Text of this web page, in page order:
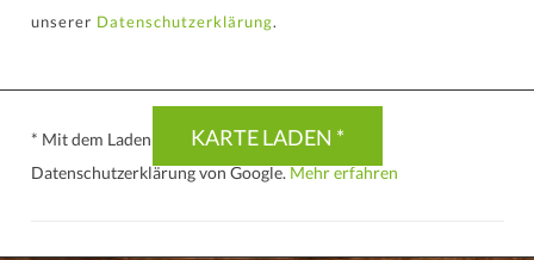
unserer Datenschutzerklärung.
KARTE LADEN *
* Mit dem Laden der Karte akzeptieren Sie die
Datenschutzerklärung von Google.Mehr erfahren